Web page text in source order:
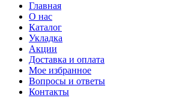
Главная
О нас
Каталог
Укладка
Акции
Доставка и оплата
Мое избранное
Вопросы и ответы
Контакты